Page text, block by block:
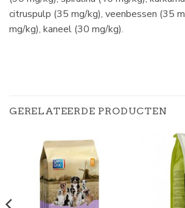
citruspulp (35 mg/kg), veenbessen (35
mg/kg), kaneel (30 mg/kg).
GERELATEERDE PRODUCTEN